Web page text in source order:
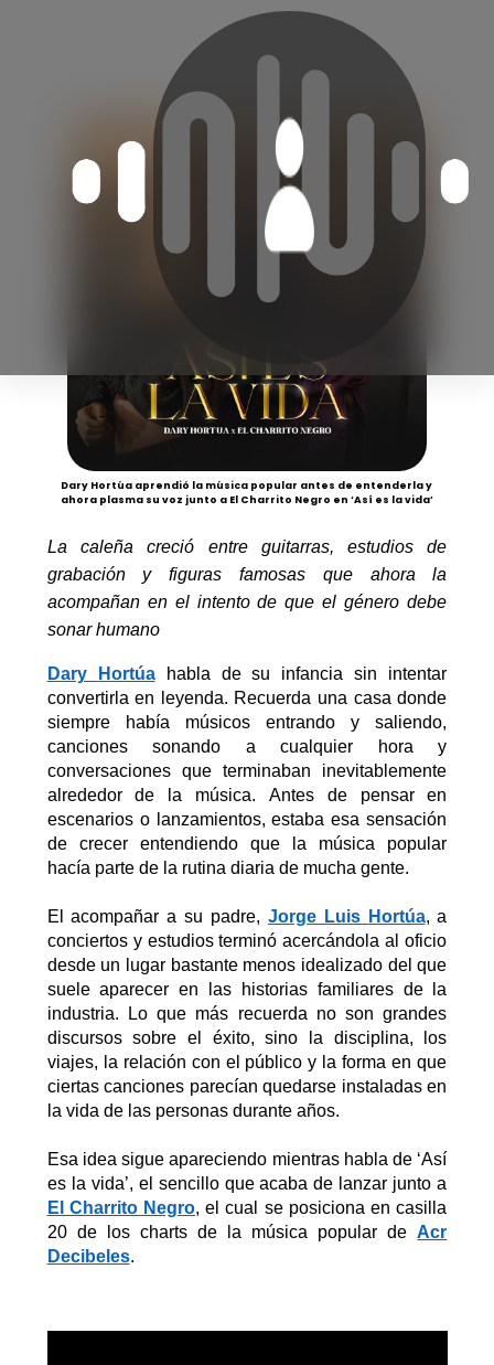
Dary Hortúa aprendió la música popular antes de entenderla y
ahora plasma su voz junto a El Charrito Negro en ‘Así es la vida’
La caleñacreció entre guitarras, estudios de
grabación y figuras famosas que ahora la
acompañan en el intento de que el género debe
sonar humano
Dary Hortúahabla de su infancia sin intentar
convertirla en leyenda. Recuerda una casa donde
siempre había músicos entrando y saliendo,
canciones sonando a cualquier hora y
conversaciones que terminaban inevitablemente
alrededor de la música. Antes de pensar en
escenarios o lanzamientos, estaba esa sensación
de crecer entendiendo que la música popular
hacía parte de la rutina diaria de mucha gente.
El acompañar a su padre, Jorge Luis Hortúa, a
conciertos y estudios terminó acercándola al oficio
desde un lugar bastante menos idealizado del que
suele aparecer en las historias familiares de la
industria. Lo que más recuerda no son grandes
discursos sobre el éxito, sino la disciplina, los
viajes, la relación con el público y la forma en que
ciertas canciones parecían quedarse instaladas en
la vida de las personas durante años.
Esa idea sigue apareciendo mientras habla de ‘Así
es la vida’, el sencillo que acaba de lanzar junto a
El Charrito Negro, el cual se posiciona en casilla
20 de los charts de la música popular deAcr
Decibeles.